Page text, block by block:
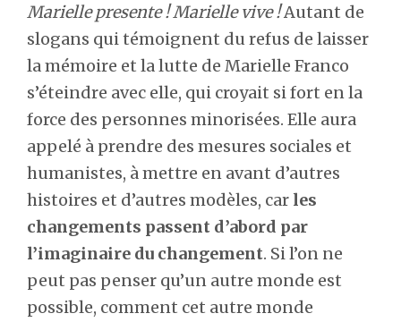
Marielle presente ! Marielle vive !Autant de
slogans qui témoignent du refus de laisser
la mémoire et la lutte de Marielle Franco
s’éteindre avec elle, qui croyait si fort en la
force des personnes minorisées. Elle aura
appelé à prendre des mesures sociales et
humanistes, à mettre en avant d’autres
histoires et d’autres modèles, car les
changements passent d’abord par
l’imaginaire du changement. Si l’on ne
peut pas penser qu’un autre monde est
possible, comment cet autre monde